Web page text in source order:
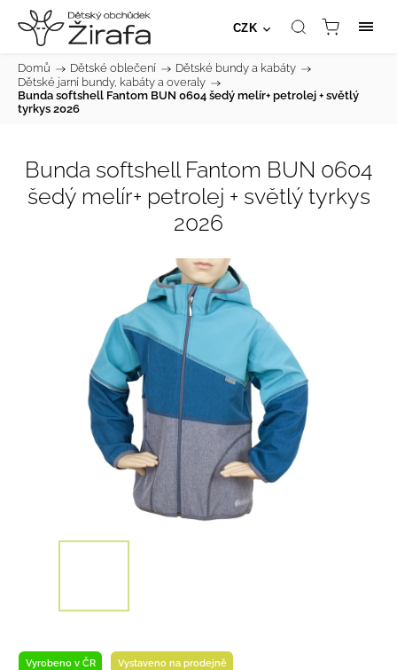
CZK
Domů / Dětské oblečení / Dětské bundy a kabáty /
Dětské jarní bundy, kabáty a overaly /
Bunda softshell Fantom BUN 0604 šedý melír+ petrolej + světlý
tyrkys 2026
Bunda softshell Fantom BUN 0604
šedý melír+ petrolej + světlý tyrkys
2026
Vyrobeno v ČR Vystaveno na prodejně